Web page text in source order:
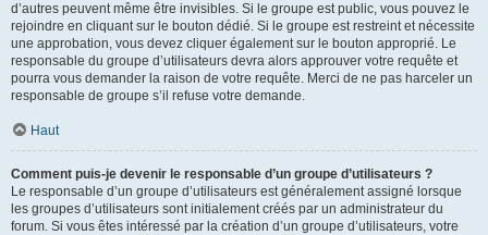
d’autres peuvent même être invisibles. Si le groupe est public, vous pouvez le
rejoindre en cliquant sur le bouton dédié. Si le groupe est restreint et nécessite
une approbation, vous devez cliquer également sur le bouton approprié. Le
responsable du groupe d’utilisateurs devra alors approuver votre requête et
pourra vous demander la raison de votre requête. Merci de ne pas harceler un
responsable de groupe s’il refuse votre demande.
Haut
Comment puis-je devenir le responsable d’un groupe d’utilisateurs ?
Le responsable d’un groupe d’utilisateurs est généralement assigné lorsque
les groupes d’utilisateurs sont initialement créés par un administrateur du
forum. Si vous êtes intéressé par la création d’un groupe d’utilisateurs, votre